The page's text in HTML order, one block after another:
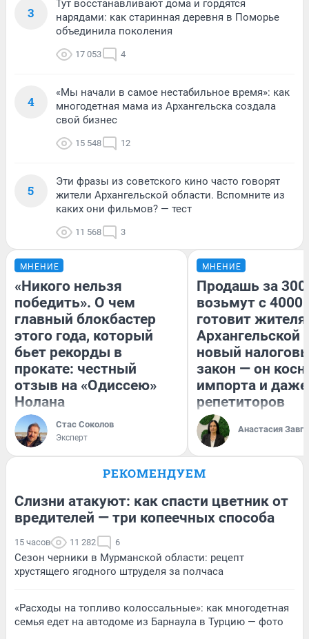
3
Тут восстанавливают дома и гордятся
нарядами: как старинная деревня в Поморье
объединила поколения
17 053 4
4
«Мы начали в самое нестабильное время»: как
многодетная мама из Архангельска создала
свой бизнес
15 548 12
5
Эти фразы из советского кино часто говорят
жители Архангельской области. Вспомните из
каких они фильмов? — тест
11 568 3
МНЕНИЕ
«Никого нельзя
победить». О чем
главный блокбастер
этого года, который
бьет рекорды в
прокате: честный
отзыв на «Одиссею»
Нолана
Стас Соколов
Эксперт
МНЕНИЕ
Продашь за
возьмут с
готовит
Архангельской
новый
закон — он
импорта и даже
репетиторов
Анастасия
РЕКОМЕНДУЕМ
Слизни атакуют: как спасти цветник от
вредителей — три копеечных способа
15 часов 11 282 6
Сезон черники в Мурманской области: рецепт
хрустящего ягодного штруделя за полчаса
«Расходы на топливо колоссальные»: как многодетная
семья едет на автодоме из Барнаула в Турцию — фото